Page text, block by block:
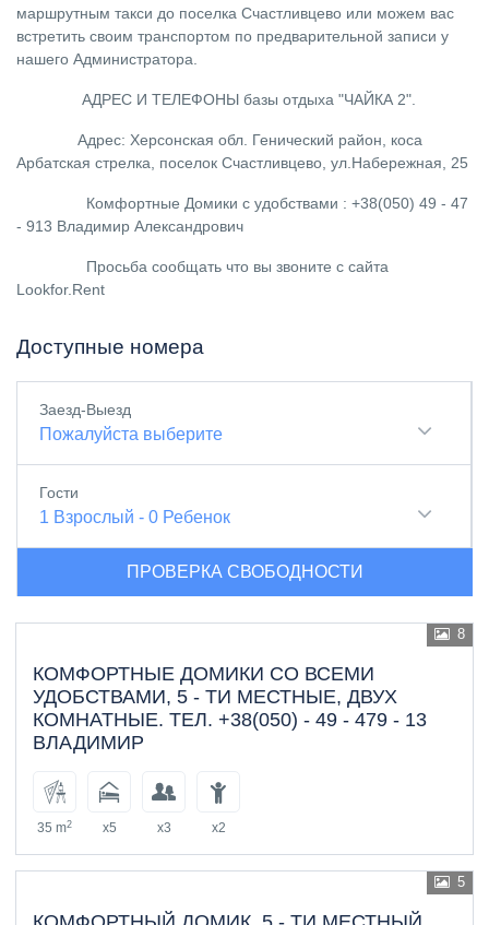
маршрутным такси до поселка Счастливцево или можем вас
встретить своим транспортом по предварительной записи у
нашего Администратора.
АДРЕС И ТЕЛЕФОНЫ базы отдыха "ЧАЙКА 2".
Адрес: Херсонская обл. Генический район, коса
Арбатская стрелка, поселок Счастливцево, ул.Набережная, 25
Комфортные Домики с удобствами : +38(050) 49 - 47
- 913 Владимир Александрович
Просьба сообщать что вы звоните с сайта
Lookfor.Rent
Доступные номера
Заезд-Выезд
Пожалуйста выберите
Гости
1 Взрослый - 0 Ребенок
ПРОВЕРКА СВОБОДНОСТИ
8
КОМФОРТНЫЕ ДОМИКИ СО ВСЕМИ
УДОБСТВАМИ, 5 - ТИ МЕСТНЫЕ, ДВУХ
КОМНАТНЫЕ. ТЕЛ. +38(050) - 49 - 479 - 13
ВЛАДИМИР
35 m2 x5 x3 x2
5